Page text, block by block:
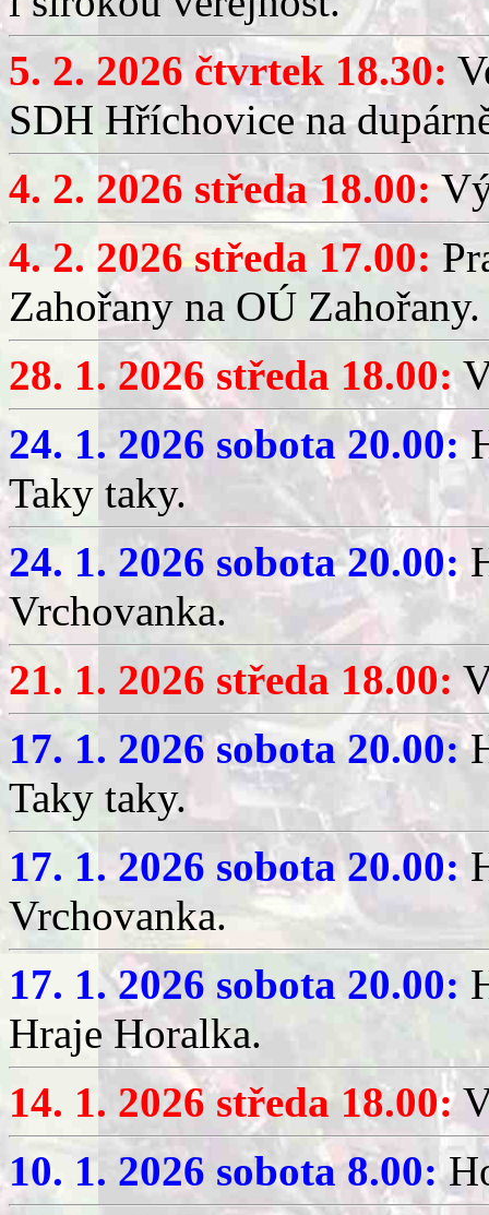
5. 2. 2026 čtvrtek 18.30:
SDH Hříchovice na
4. 2. 2026 středa 18.00:
4. 2. 2026 středa 17.00:
Zahořany na OÚ Zahořany.
28. 1. 2026 středa 18.00:
24. 1. 2026 sobota 20.00:
Taky taky.
24. 1. 2026 sobota 20.00:
Vrchovanka.
21. 1. 2026 středa 18.00:
17. 1. 2026 sobota 20.00:
Taky taky.
17. 1. 2026 sobota 20.00:
Vrchovanka.
17. 1. 2026 sobota 20.00:
Hraje Horalka.
14. 1. 2026 středa 18.00:
10. 1. 2026 sobota 8.00: